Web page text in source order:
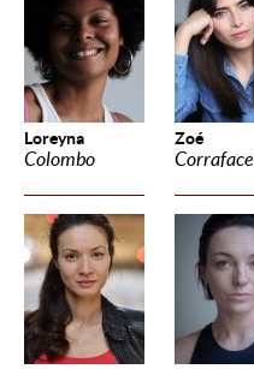
Loreyna
Colombo
Zoé
Corraface